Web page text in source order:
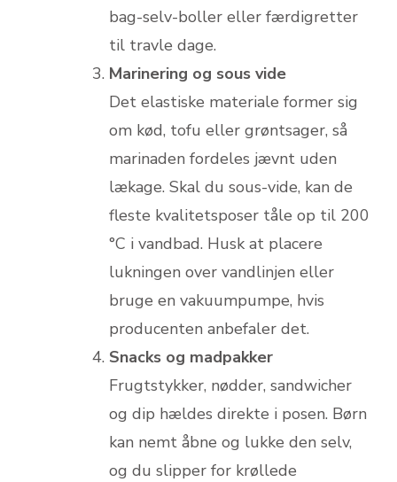
bag-selv-boller eller færdigretter
til travle dage.
Marinering og sous vide
Det elastiske materiale former sig
om kød, tofu eller grøntsager, så
marinaden fordeles jævnt uden
lækage. Skal du sous-vide, kan de
fleste kvalitetsposer tåle op til 200
°C i vandbad. Husk at placere
lukningen over vandlinjen eller
bruge en vakuumpumpe, hvis
producenten anbefaler det.
Snacks og madpakker
Frugtstykker, nødder, sandwicher
og dip hældes direkte i posen. Børn
kan nemt åbne og lukke den selv,
og du slipper for krøllede